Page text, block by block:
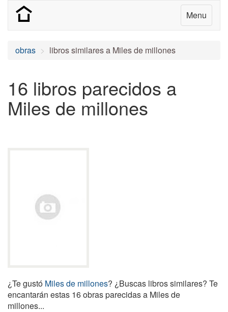
Menu
obras libros similares a Miles de millones
16 libros parecidos a
Miles de millones
¿Te gustó Miles de millones? ¿Buscas libros similares? Te
encantarán estas 16 obras parecidas a Miles de
millones...